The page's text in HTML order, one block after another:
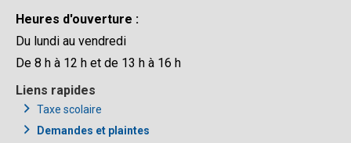
Heures d'ouverture :
Du lundi au vendredi
De 8 h à 12 h et de 13 h à 16 h
Liens rapides
Taxe scolaire
Demandes et plaintes